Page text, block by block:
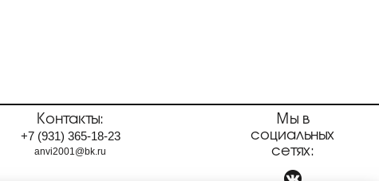
Контакты:
+7 (931) 365-18-23
anvi2001@bk.ru
Мы в
социальных
сетях: